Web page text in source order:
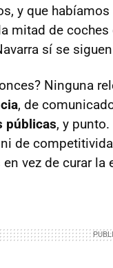
y que
mitad de
sí se
Ninguna
, de
públicas, y
de
vez de curar la